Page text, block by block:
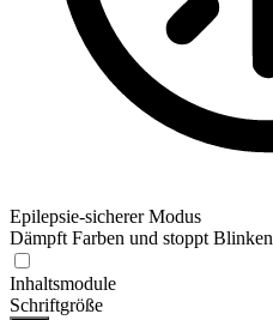
Epilepsie-sicherer Modus
Dämpft Farben und stoppt Blinken
Inhaltsmodule
Schriftgröße